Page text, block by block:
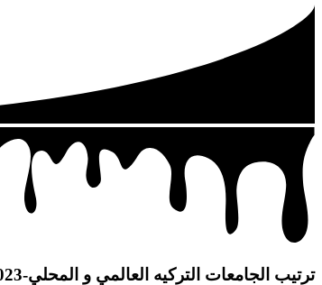
ترتيب الجامعات التركيه العالمي و المحلي-2023